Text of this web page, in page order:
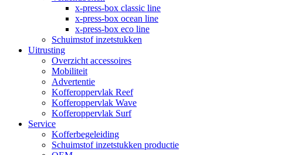
x-press-box classic line
x-press-box ocean line
x-press-box eco line
Schuimstof inzetstukken
Uitrusting
Overzicht accessoires
Mobiliteit
Advertentie
Kofferoppervlak Reef
Kofferoppervlak Wave
Kofferoppervlak Surf
Service
Kofferbegeleiding
Schuimstof inzetstukken productie